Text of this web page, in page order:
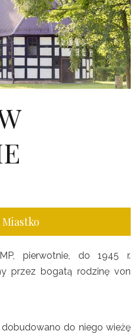
pierwotnie, do 1945 r.
przez bogatą rodzinę von
do niego wieżę